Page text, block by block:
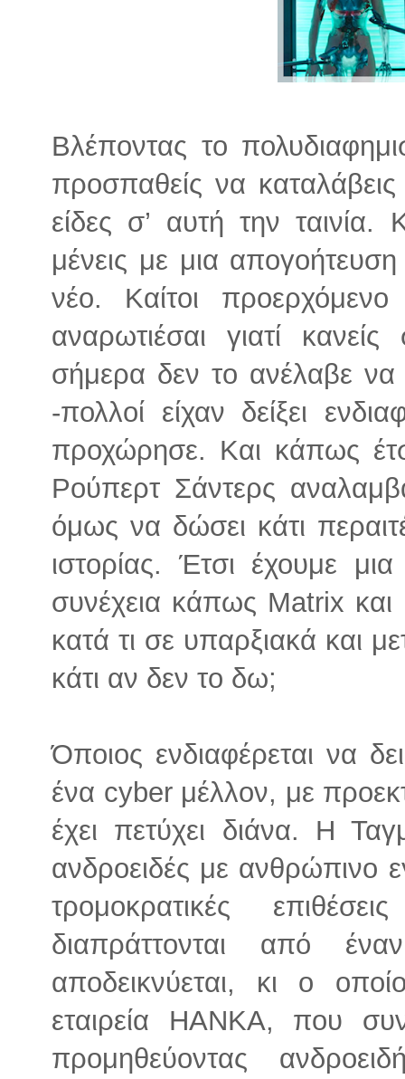
Βλέποντας το
προσπαθείς να καταλάβεις
είδες σ’ αυτή την
μένεις με μια
νέο. Καίτοι
αναρωτιέσαι γιατί
σήμερα δεν το ανέλαβε να
-πολλοί είχαν δείξει
προχώρησε. Και κάπως
Ρούπερτ Σάντερς
όμως να δώσει κάτι
ιστορίας. Έτσι έχουμε
συνέχεια κάπως Matrix και
κατά τι σε υπαρξιακά και
κάτι αν δεν το δω;
Όποιος ενδιαφέρεται να
ένα cyber μέλλον, με
έχει πετύχει διάνα. Η
ανδροειδές με ανθρώπινο
τρομοκρατικές
διαπράττονται από
αποδεικνύεται, κι ο
εταιρεία HANKA, που
προμηθεύοντας